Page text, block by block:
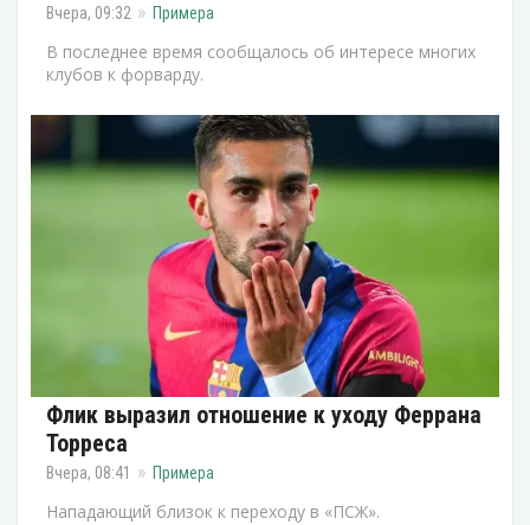
Вчера, 09:32 Примера
В последнее время сообщалось об интересе многих
клубов к форварду.
Флик выразил отношение к уходу Феррана
Торреса
Вчера, 08:41 Примера
Нападающий близок к переходу в «ПСЖ».